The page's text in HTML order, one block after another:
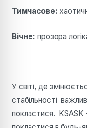
Тимчасове:
Вічне: прозора
У світі, де
стабільності,
покластися.